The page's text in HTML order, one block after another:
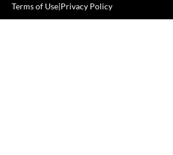
Terms of Use|Privacy Policy